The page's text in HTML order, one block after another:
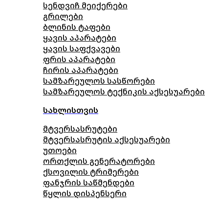
სენდვიჩ მეიქერები
გრილები
ბლინის ტაფები
ყავის აპარატები
ყავის საფქვავები
ფრის აპარატები
ჩირის აპარატები
სამზარეულოს სასწორები
სამზარეულოს ტექნიკის აქსესუარები
სახლისთვის
მტვერსასრუტები
მტვერსასრუტის აქსესუარები
უთოები
ორთქლის გენერატორები
ქსოვილის ტრიმერები
ფანჯრის საწმენდები
წყლის დისპენსერი